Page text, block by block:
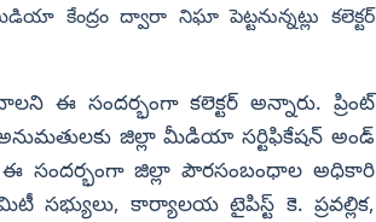
కేంద్రం ద్వారా నిఘా పెట్టనున్నట్లు కలెక్టర్
ఈ సందర్భంగా కలెక్టర్ అన్నారు. ప్రింట్
జిల్లా మీడియా సర్టిఫికేషన్ అండ్
సందర్భంగా జిల్లా పౌరసంబంధాల అధికారి
కార్యాలయ టైపిస్ట్ కె. ప్రవల్లిక,